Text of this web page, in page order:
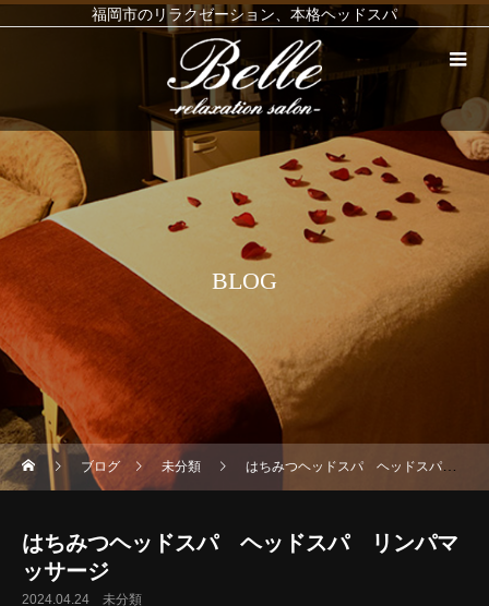
福岡市のリラクゼーション、本格ヘッドスパ
BLOG
ブログ 未分類 はちみつヘッドスパ ヘッドスパ リンパマッサージ
はちみつヘッドスパ ヘッドスパ リンパマ
ッサージ
2024.04.24 未分類